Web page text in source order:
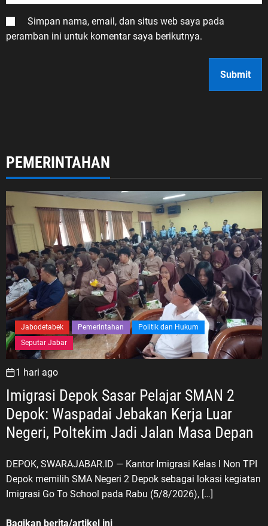
Simpan nama, email, dan situs web saya pada
peramban ini untuk komentar saya berikutnya.
PEMERINTAHAN
Jabodetabek Pemerintahan
Politik dan Hukum
Seputar Jabar
1 hari ago
Imigrasi Depok Sasar Pelajar SMAN 2
Depok: Waspadai Jebakan Kerja Luar
DEPOK, SWARAJABAR.ID — Kantor Imigrasi Kelas I Non TPI
Depok memilih SMA Negeri 2 Depok sebagai lokasi kegiatan
Imigrasi Go To School pada Rabu (5/8/2026), […]
Bagikan berita/artikel ini